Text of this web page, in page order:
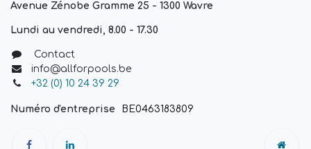
Avenue Zénobe Gramme 25 - 1300 Wavre
Lundi au vendredi, 8.00 - 17.30
Contact
info@allforpools.be
+32 (0) 10 24 39 29
Numéro d'entreprise BE0463183809